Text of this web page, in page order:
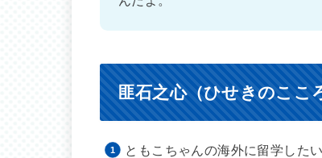
匪石之心（ひせきのここ
ともこちゃんの海外に留学した